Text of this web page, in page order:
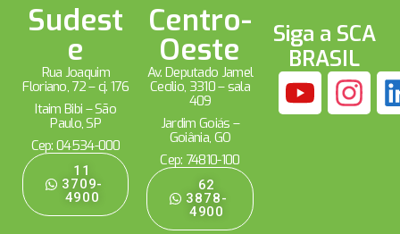
Sudest
e
Rua Joaquim
Floriano, 72 – cj. 176
Itaim Bibi – São
Paulo, SP
Cep: 04534-000
11
3709-
4900
Centro-
Oeste
Av. Deputado Jamel
Cecílio, 3310 – sala
409
Jardim Goiás –
Goiânia, GO
Cep: 74810-100
62
3878-
4900
Siga a SCA
BRASIL